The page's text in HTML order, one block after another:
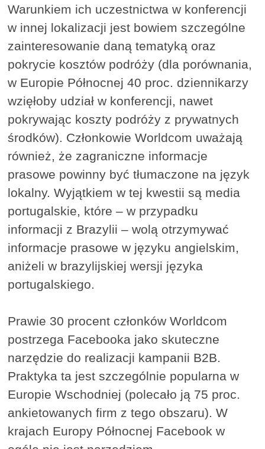
Warunkiem ich uczestnictwa w konferencji
w innej lokalizacji jest bowiem szczególne
zainteresowanie daną tematyką oraz
pokrycie kosztów podróży (dla porównania,
w Europie Północnej 40 proc. dziennikarzy
wzięłoby udział w konferencji, nawet
pokrywając koszty podróży z prywatnych
środków). Członkowie Worldcom uważają
również, że zagraniczne informacje
prasowe powinny być tłumaczone na język
lokalny. Wyjątkiem w tej kwestii są media
portugalskie, które – w przypadku
informacji z Brazylii – wolą otrzymywać
informacje prasowe w języku angielskim,
aniżeli w brazylijskiej wersji języka
portugalskiego.
Prawie 30 procent członków Worldcom
postrzega Facebooka jako skuteczne
narzędzie do realizacji kampanii B2B.
Praktyka ta jest szczególnie popularna w
Europie Wschodniej (polecało ją 75 proc.
ankietowanych firm z tego obszaru). W
krajach Europy Północnej Facebook w